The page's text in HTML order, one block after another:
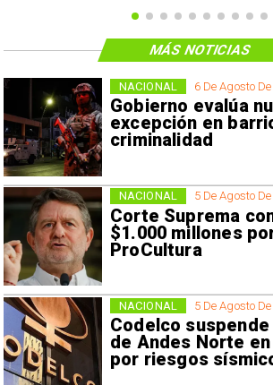
6 De Agosto
Gobierno evalúa
excepción en
criminalidad
NACIONAL
5 De Agosto
Corte Suprema
$1.000 millones
ProCultura
NACIONAL
5 De Agosto
Codelco
de Andes Norte
por riesgos
NACIONAL
MÁS NOTICIAS